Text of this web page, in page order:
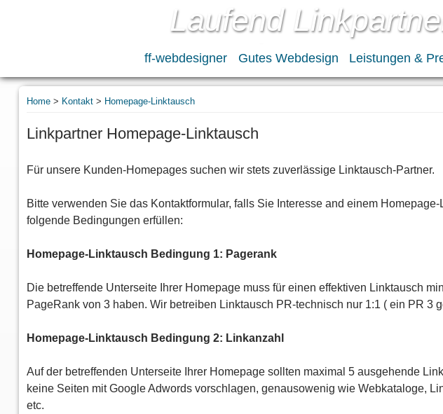
Laufend
gesucht!
ff-webdesigner Gutes Webdesign Leistungen &
Home > Kontakt > Homepage-Linktausch
Linkpartner Homepage-Linktausch
Für unsere Kunden-Homepages suchen wir stets zuverlässige Linktausch-Partner.
Bitte verwenden Sie das Kontaktformular, falls Sie Interesse and einem
folgende Bedingungen erfüllen:
Homepage-Linktausch Bedingung 1: Pagerank
Die betreffende Unterseite Ihrer Homepage muss für einen effektiven Linktausch
PageRank von 3 haben. Wir betreiben Linktausch PR-technisch nur 1:1 ( ein PR 3
Homepage-Linktausch Bedingung 2: Linkanzahl
Auf der betreffenden Unterseite Ihrer Homepage sollten maximal 5 ausgehende
keine Seiten mit Google Adwords vorschlagen, genausowenig wie Webkataloge,
etc.